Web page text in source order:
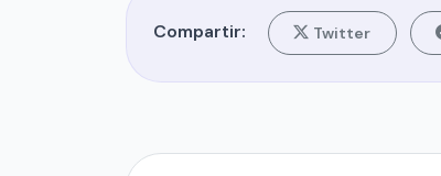
Compartir: Twitter